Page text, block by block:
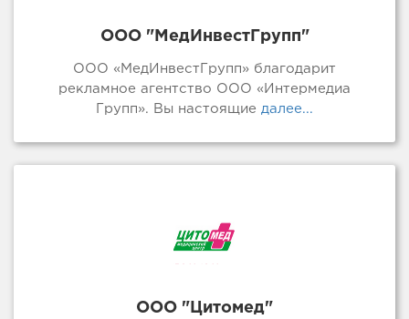
ООО "МедИнвестГрупп"
ООО «МедИнвестГрупп» благодарит
рекламное агентство ООО «Интермедиа
Групп». Вы настоящие далее...
ООО "Цитомед"